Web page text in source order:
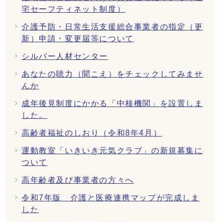
宅セーフティネット制度）
介護予防・日常生活支援総合事業者の指定（更
新）申請・変更届等について
シルバー人材センター
あなたの聴力（聞こえ）をチェックしてみませ
んか
成年後見制度にかかる「中核機関」を設置しま
した。
高齢者福祉のしおり（令和8年4月）
運動教室「いきいき元気クラブ」の新規募集に
ついて
高年齢者及び事業者の方々へ
令和7年版 介護と医療連携マップが完成しま
した